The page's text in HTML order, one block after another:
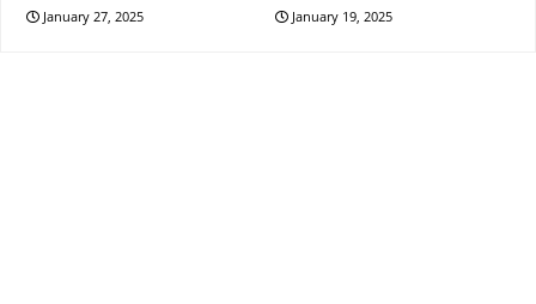
January 27, 2025 January 19, 2025